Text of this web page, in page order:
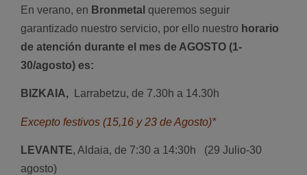
En verano, en Bronmetal queremos seguir
garantizado nuestro servicio, por ello nuestro horario
de atención durante el mes de AGOSTO (1-
30/agosto) es:
BIZKAIA, Larrabetzu, de 7.30h a 14.30h
Excepto festivos (15,16 y 23 de Agosto)*
LEVANTE, Aldaia, de 7:30 a 14:30h (29 Julio-30
agosto)